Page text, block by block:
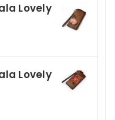
Lovely
Lovely